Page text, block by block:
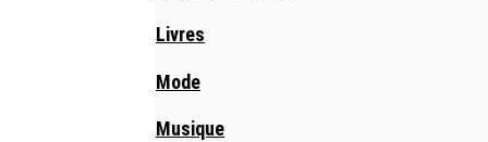
Livres
Mode
Musique